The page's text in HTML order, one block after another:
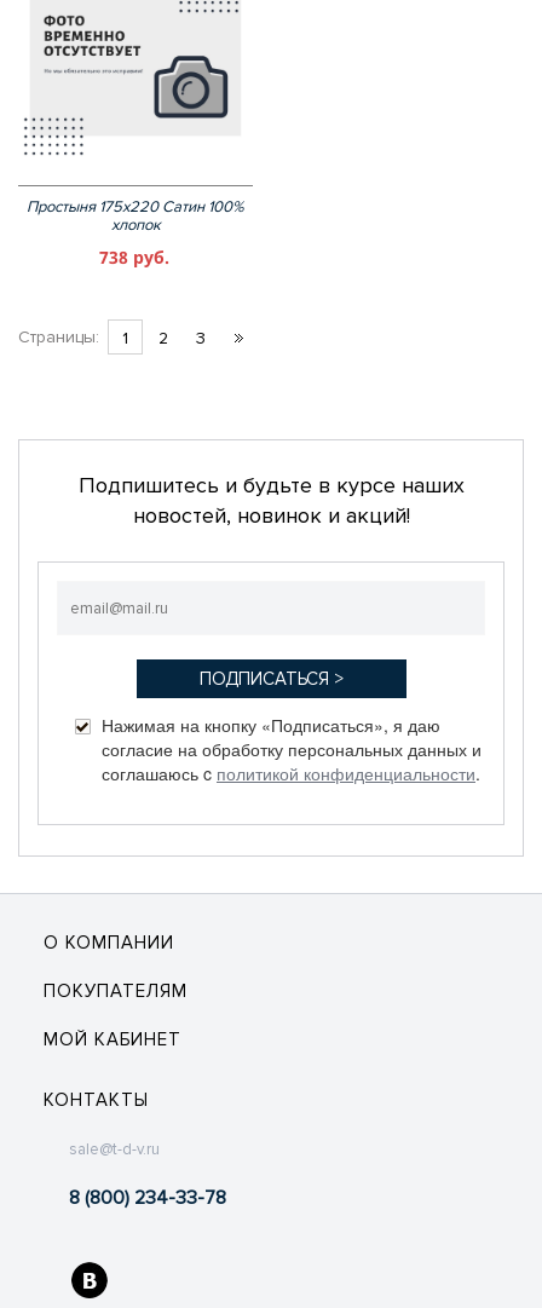
Простыня 175х220 Сатин 100%
хлопок
738 руб.
Страницы: 1 2 3
Подпишитесь и будьте в курсе наших
новостей, новинок и акций!
Нажимая на кнопку «Подписаться», я даю
согласие на обработку персональных данных и
соглашаюсь c политикой конфиденциальности.
О КОМПАНИИ
ПОКУПАТЕЛЯМ
МОЙ КАБИНЕТ
КОНТАКТЫ
sale@t-d-v.ru
8 (800) 234-33-78